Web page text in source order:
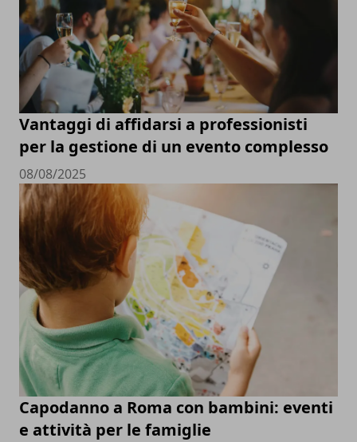
Vantaggi di affidarsi a professionisti
per la gestione di un evento complesso
08/08/2025
Capodanno a Roma con bambini: eventi
e attività per le famiglie